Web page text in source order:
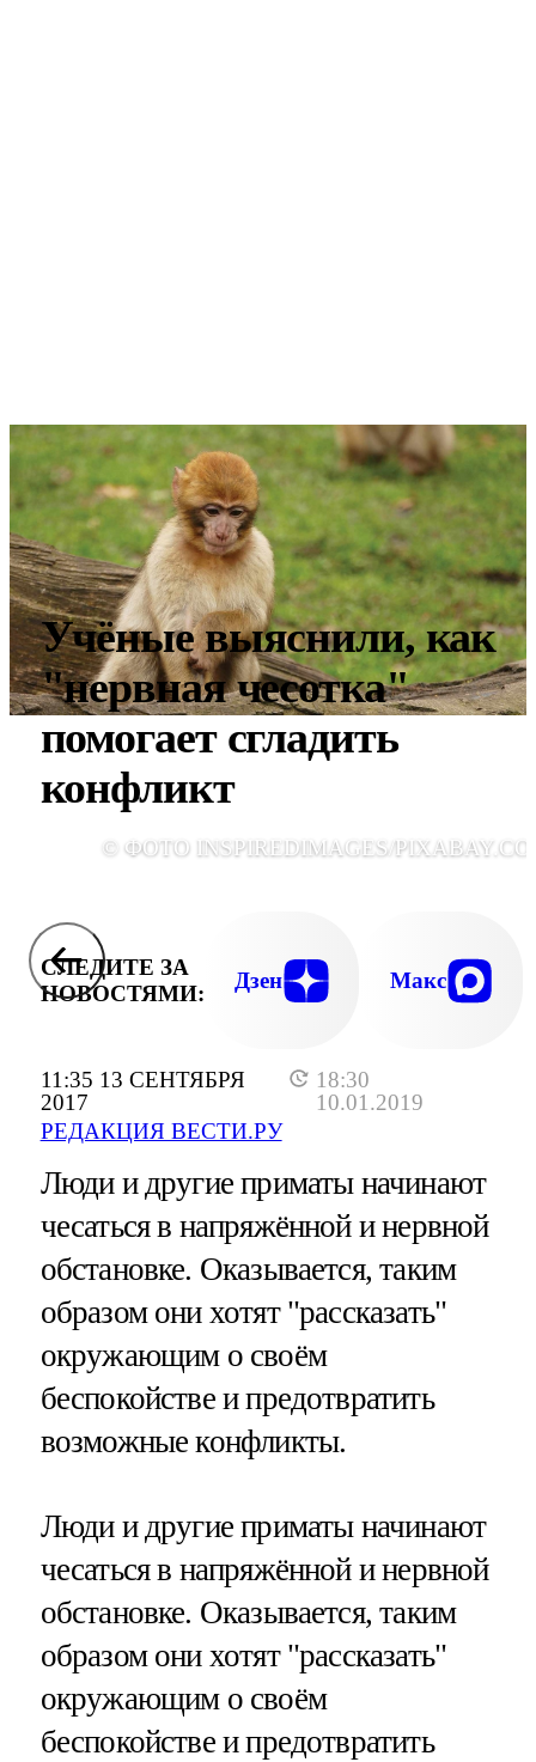
11:35 13 СЕНТЯБРЯ
2017
18:30
10.01.2019
РЕДАКЦИЯ ВЕСТИ.РУ
Учёные выяснили, как
"нервная чесотка"
помогает сгладить
конфликт
© ФОТО INSPIREDIMAGES/
СЛЕДИТЕ ЗА
НОВОСТЯМИ:
Дзен Макс
Люди и другие приматы начинают
чесаться в напряжённой и нервной
обстановке. Оказывается, таким
образом они хотят "рассказать"
окружающим о своём
беспокойстве и предотвратить
возможные конфликты.
Люди и другие приматы начинают
чесаться в напряжённой и нервной
обстановке. Оказывается, таким
образом они хотят "рассказать"
окружающим о своём
беспокойстве и предотвратить